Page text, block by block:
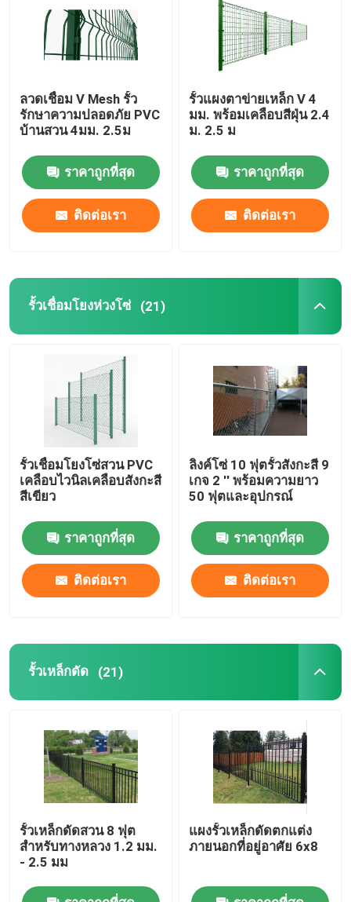
ลวดเชื่อม V Mesh รั้ว
รักษาความปลอดภัย PVC
บ้านสวน 4มม. 2.5ม
ราคาถูกที่สุด
ติดต่อเรา
รั้วแผงตาข่ายเหล็ก V 4
มม. พร้อมเคลือบสีฝุ่น 2.4
ม. 2.5 ม
ราคาถูกที่สุด
ติดต่อเรา
รั้วเชื่อมโยงห่วงโซ่ (21)
รั้วเชื่อมโยงโซ่สวน PVC
เคลือบไวนิลเคลือบสังกะสี
สีเขียว
ราคาถูกที่สุด
ติดต่อเรา
ลิงค์โซ่ 10 ฟุตรั้วสังกะสี 9
เกจ 2 '' พร้อมความยาว
50 ฟุตและอุปกรณ์
ราคาถูกที่สุด
ติดต่อเรา
รั้วเหล็กดัด (21)
รั้วเหล็กดัดสวน 8 ฟุต
สำหรับทางหลวง 1.2 มม.
- 2.5 มม
แผงรั้วเหล็กดัดตกแต่ง
ภายนอกที่อยู่อาศัย 6x8